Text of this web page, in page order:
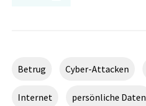
Betrug Cyber-Attacken
Internet persönliche Daten